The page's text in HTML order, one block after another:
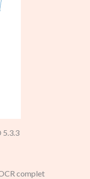
5.3.3
complet